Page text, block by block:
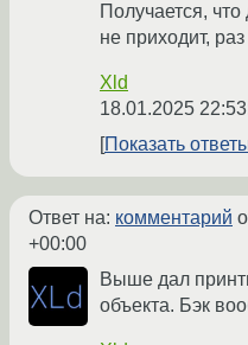
Получается,
не приходит,
Xld
18.01.2025
Показать
Ответ на: комментарий
+00:00
Выше дал
объекта. Бэк